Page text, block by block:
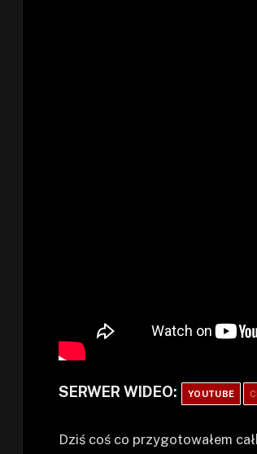
SERWER WIDEO: YOUTUBE
Dziś coś co przygotowałem